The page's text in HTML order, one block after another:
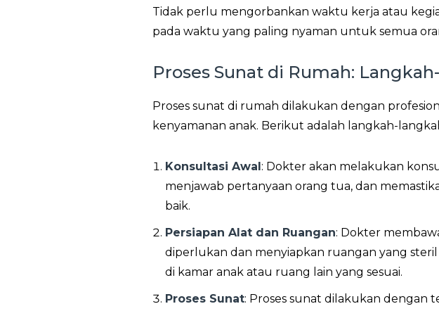
Tidak perlu mengorbankan waktu kerja atau
pada waktu yang paling nyaman untuk semua
Proses Sunat di Rumah:
Proses sunat di rumah dilakukan dengan
kenyamanan anak. Berikut adalah langkah-
Konsultasi Awal : Dokter akan melakukan
menjawab pertanyaan orang tua, dan
baik.
Persiapan Alat dan Ruangan: Dokter
diperlukan dan menyiapkan ruangan yang
di kamar anak atau ruang lain yang sesuai.
Proses Sunat: Proses sunat dilakukan dengan